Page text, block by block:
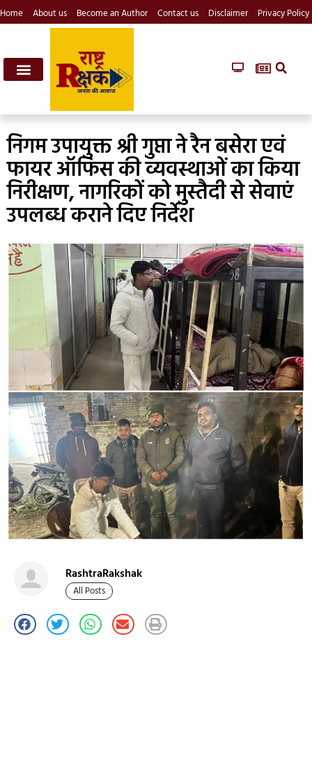
Home About us Become an Author Contact us Disclaimer Privacy Policy
निगम उपायुक्त श्री गुप्ता ने रैन बसेरा एवं
फायर ऑफिस की व्यवस्थाओं का किया
निरीक्षण, नागरिकों को मुस्तैदी से सेवाएं
उपलब्ध कराने दिए निर्देश
RashtraRakshak
All Posts